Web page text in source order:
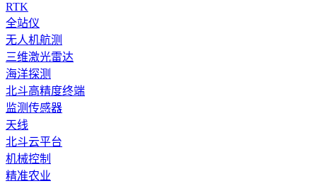
RTK
全站仪
无人机航测
三维激光雷达
海洋探测
北斗高精度终端
监测传感器
天线
北斗云平台
机械控制
精准农业